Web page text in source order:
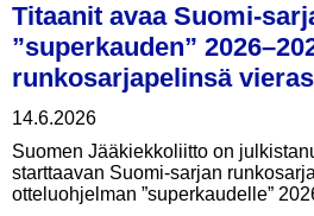
Titaanit avaa Suomi-
”superkauden”
runkosarjapelinsä
14.6.2026
Suomen Jääkiekkoliitto on
starttaavan Suomi-sarjan
otteluohjelman ”superkaudelle”